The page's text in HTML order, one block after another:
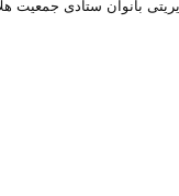
بانوان ستادی جمعیت